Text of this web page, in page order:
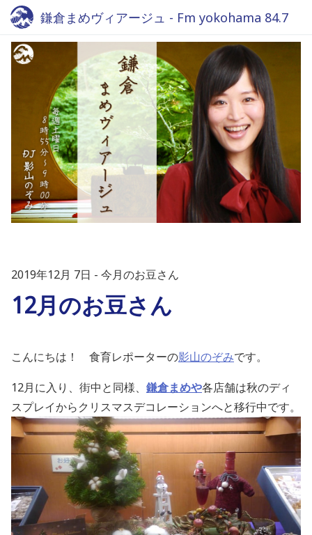
鎌倉まめヴィアージュ - Fm yokohama 84.7
2019年12月 7日 今月のお豆さん
12月のお豆さん
こんにちは！ 食育レポーターの影山のぞみです。
12月に入り、街中と同様、 鎌倉まめや各店舗は秋のディ
スプレイからクリスマスデコレーションへと移行中です。